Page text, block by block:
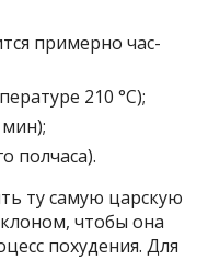
примерно час-
210 °С);
полчаса).
ту самую царскую
чтобы она
похудения. Для